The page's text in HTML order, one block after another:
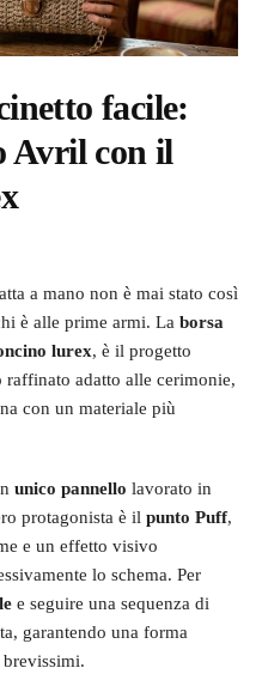
facile:
Avril con il
a mano non è mai stato così
è alle prime armi. La borsa
lurex, è il progetto
raffinato adatto alle cerimonie,
con un materiale più
unico pannello lavorato in
protagonista è il punto Puff,
e un effetto visivo
lo schema. Per
e seguire una sequenza di
garantendo una forma